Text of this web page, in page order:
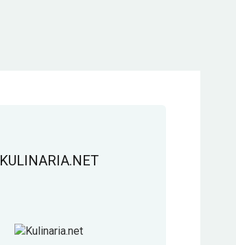
KULINARIA.NET